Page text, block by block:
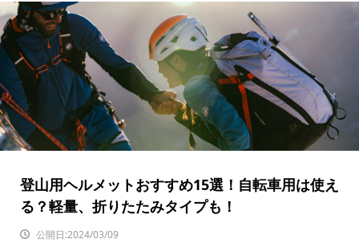
登山用ヘルメットおすすめ15選！自転車用は使え
る？軽量、折りたたみタイプも！
公開日:2024/03/09